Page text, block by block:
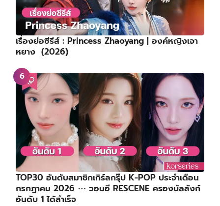
เรื่องย่อซีรีส์ : Princess Zhaoyang | องค์หญิงเจา
หยาง (2026)
TOP30 อันดับสมาชิกเกิร์ลกรุ๊ป K-POP ประจำเดือน
กรกฎาคม 2026 ⋯ วอนอี RESCENE ครองบัลลังก์
อันดับ 1 ได้สำเร็จ